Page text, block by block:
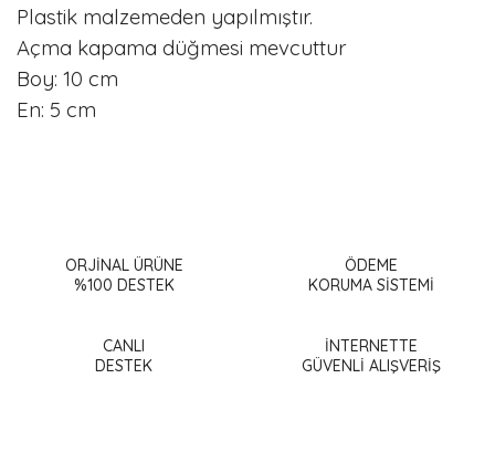
Plastik malzemeden yapılmıştır.
Açma kapama düğmesi mevcuttur
Boy: 10 cm
En: 5 cm
Görüş ve önerileriniz için teşekkür ederiz.
Ürün açıklamasında eksik bilgiler bulunuyor.
Ürün bilgilerinde hatalar bulunuyor.
ORJİNAL ÜRÜNE
%100 DESTEK
ÖDEME
KORUMA SİSTEMİ
CANLI
DESTEK
İNTERNETTE
GÜVENLİ ALIŞVERİŞ